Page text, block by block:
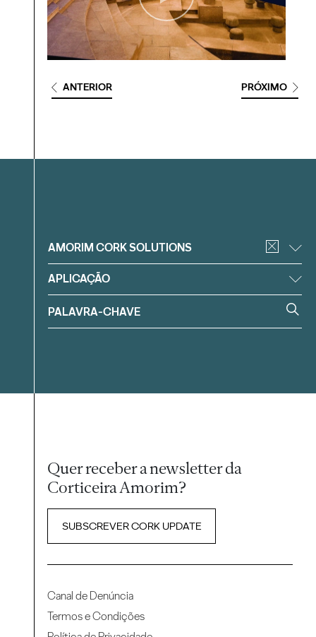
ANTERIOR PRÓXIMO
Filtrar
AMORIM CORK SOLUTIONS
APLICAÇÃO
Quer receber a newsletter da
Corticeira Amorim?
SUBSCREVER CORK UPDATE
Canal de Denúncia
Termos e Condições